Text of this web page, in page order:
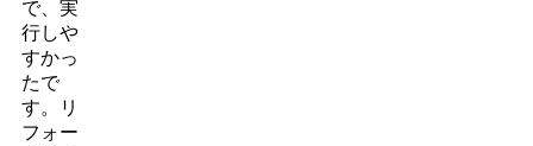
で、実
行しや
すかっ
たで
す。リ
フォー